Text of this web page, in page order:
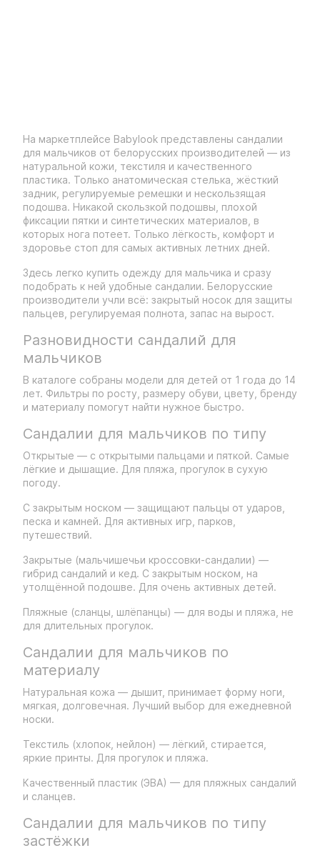
На маркетплейсе Babylook представлены сандалии
для мальчиков от белорусских производителей — из
натуральной кожи, текстиля и качественного
пластика. Только анатомическая стелька, жёсткий
задник, регулируемые ремешки и нескользящая
подошва. Никакой скользкой подошвы, плохой
фиксации пятки и синтетических материалов, в
которых нога потеет. Только лёгкость, комфорт и
здоровье стоп для самых активных летних дней.
Здесь легко купить одежду для мальчика и сразу
подобрать к ней удобные сандалии. Белорусские
производители учли всё: закрытый носок для защиты
пальцев, регулируемая полнота, запас на вырост.
Разновидности сандалий для
мальчиков
В каталоге собраны модели для детей от 1 года до 14
лет. Фильтры по росту, размеру обуви, цвету, бренду
и материалу помогут найти нужное быстро.
Сандалии для мальчиков по типу
Открытые — с открытыми пальцами и пяткой. Самые
лёгкие и дышащие. Для пляжа, прогулок в сухую
погоду.
С закрытым носком — защищают пальцы от ударов,
песка и камней. Для активных игр, парков,
путешествий.
Закрытые (мальчишечьи кроссовки-сандалии) —
гибрид сандалий и кед. С закрытым носком, на
утолщённой подошве. Для очень активных детей.
Пляжные (сланцы, шлёпанцы) — для воды и пляжа, не
для длительных прогулок.
Сандалии для мальчиков по
материалу
Натуральная кожа — дышит, принимает форму ноги,
мягкая, долговечная. Лучший выбор для ежедневной
носки.
Текстиль (хлопок, нейлон) — лёгкий, стирается,
яркие принты. Для прогулок и пляжа.
Качественный пластик (ЭВА) — для пляжных сандалий
и сланцев.
Сандалии для мальчиков по типу
застёжки